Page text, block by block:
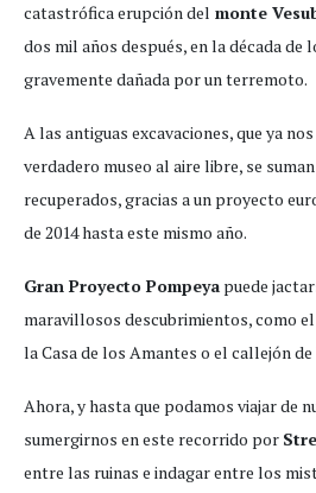
catastrófica erupción del monte
dos mil años después, en la década de
gravemente dañada por un terremoto.
A las antiguas excavaciones, que ya
verdadero museo al aire libre, se
recuperados, gracias a un proyecto
de 2014 hasta este mismo año.
Gran Proyecto Pompeya puede
maravillosos descubrimientos, como
la Casa de los Amantes o el callejón
Ahora, y hasta que podamos viajar de
sumergirnos en este recorrido por
entre las ruinas e indagar entre los